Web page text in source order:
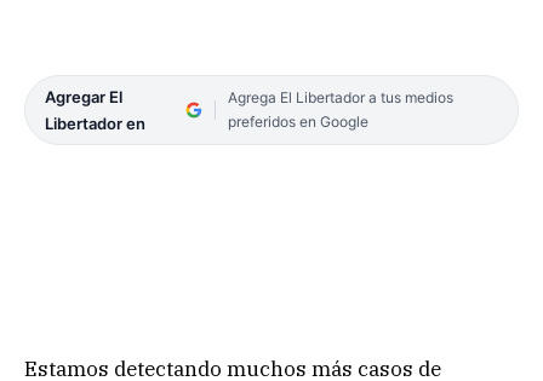
Agregar El
Libertador en
Agrega El Libertador a tus medios
preferidos en Google
Estamos detectando muchos más casos de